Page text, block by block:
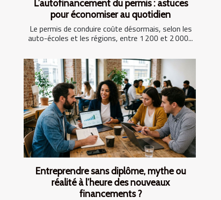
L’autofinancement du permis : astuces
pour économiser au quotidien
Le permis de conduire coûte désormais, selon les
auto-écoles et les régions, entre 1 200 et 2 000...
Entreprendre sans diplôme, mythe ou
réalité à l’heure des nouveaux
financements ?